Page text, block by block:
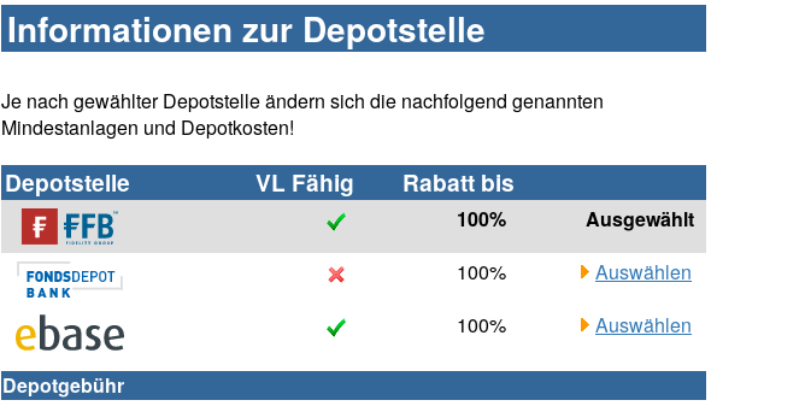
Informationen zur Depotstelle
Je nach gewählter Depotstelle ändern sich die nachfolgend genannten
Mindestanlagen und Depotkosten!
Depotstelle VL Fähig Rabatt bis
100%
Ausgewählt
100%
Auswählen
100%
Auswählen
Depotgebühr